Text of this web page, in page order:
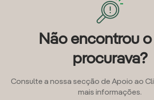
Não encontrou
procurava?
Consulte a nossa secção de Apoio ao
mais informações.